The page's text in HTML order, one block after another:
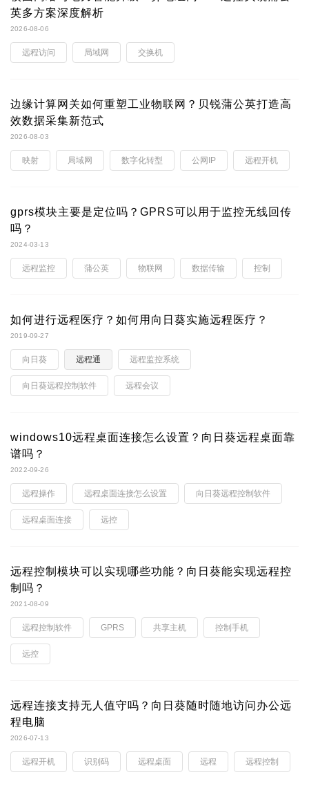
英多方案深度解析
2026-08-06
远程访问 局域网 交换机
边缘计算网关如何重塑工业物联网？贝锐蒲公英打造高
效数据采集新范式
2026-08-03
映射 局域网 数字化转型 公网IP 远程开机
gprs模块主要是定位吗？GPRS可以用于监控无线回传
吗？
2024-03-13
远程监控 蒲公英 物联网 数据传输 控制
如何进行远程医疗？如何用向日葵实施远程医疗？
2019-09-27
向日葵 远程通 远程监控系统
向日葵远程控制软件 远程会议
windows10远程桌面连接怎么设置？向日葵远程桌面靠
谱吗？
2022-09-26
远程操作 远程桌面连接怎么设置 向日葵远程控制软件
远程桌面连接 远控
远程控制模块可以实现哪些功能？向日葵能实现远程控
制吗？
2021-08-09
远程控制软件 GPRS 共享主机 控制手机
远控
远程连接支持无人值守吗？向日葵随时随地访问办公远
程电脑
2026-07-13
远程开机 识别码 远程桌面 远程 远程控制